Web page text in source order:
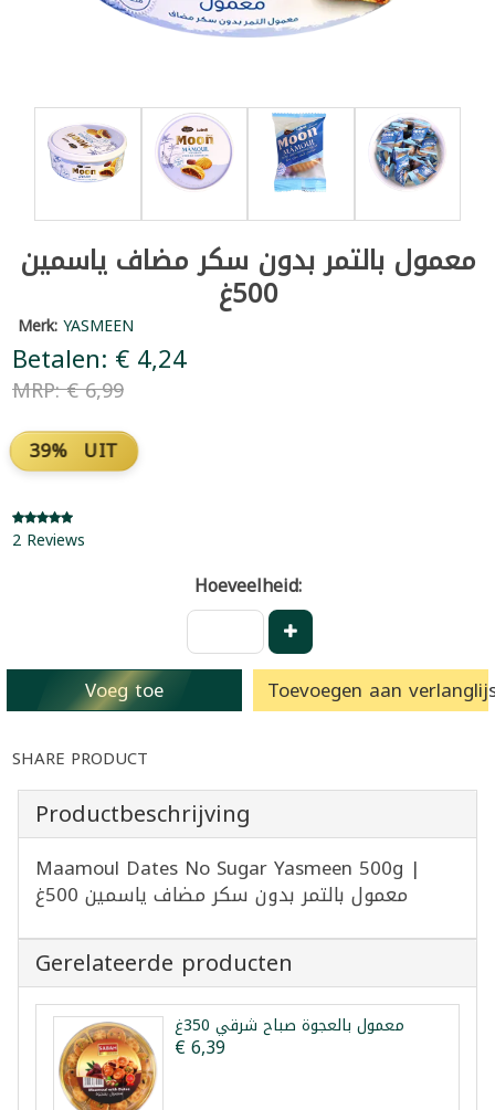
معمول بالتمر بدون سكر مضاف ياسمين
500غ
Merk:YASMEEN
Betalen: € 4,24
MRP: € 6,99
39% UIT
2 Reviews
Hoeveelheid:
Voeg toe Toevoegen aan
SHARE PRODUCT
Productbeschrijving
Maamoul Dates No Sugar Yasmeen 500g |
معمول بالتمر بدون سكر مضاف ياسمين 500غ
Gerelateerde producten
معمول بالعجوة صباح شرقي 350غ
€ 6,39